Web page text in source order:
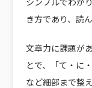
シンプルでわか
き方であり、読
文章力に課題が
とで、「て・に
など細部まで整